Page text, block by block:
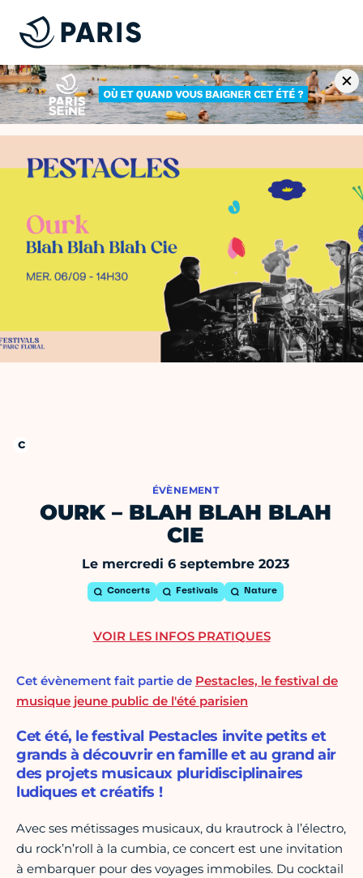
ÉVÈNEMENT
OURK – BLAH BLAH BLAH
CIE
Le mercredi 6 septembre 2023
Concerts Festivals Nature
Cet évènement fait partie de Pestacles, le festival de
musique jeune public de l'été parisien
Cet été, le festival Pestacles invite petits et
grands à découvrir en famille et au grand air
des projets musicaux pluridisciplinaires
ludiques et créatifs !
Avec ses métissages musicaux, du krautrock à l’électro,
du rock’n’roll à la cumbia, ce concert est une invitation
à embarquer pour des voyages immobiles. Du cocktail
VOIR LES INFOS PRATIQUES